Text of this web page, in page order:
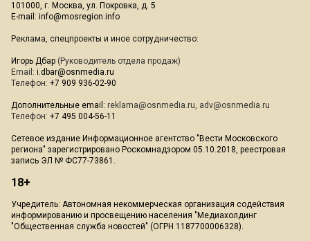
101000, г. Москва, ул. Покровка, д. 5
E-mail: info@mosregion.info
Реклама, спецпроекты и иное сотрудничество:
Игорь Дбар (Руководитель отдела продаж)
Email: i.dbar@osnmedia.ru
Телефон: +7 909 936-02-90
Дополнительные email: reklama@osnmedia.ru, adv@osnmedia.ru
Телефон: +7 495 004-56-11
Сетевое издание Информационное агентство "Вести Московского
региона" зарегистрировано Роскомнадзором 05.10.2018, реестровая
запись ЭЛ № ФС77-73861.
18+
Учредитель: Автономная некоммерческая организация содействия
информированию и просвещению населения "Медиахолдинг
"Общественная служба новостей" (ОГРН 1187700006328).